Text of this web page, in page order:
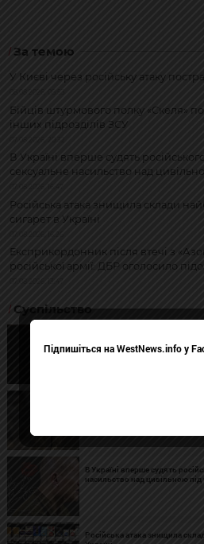
За темою
У Києві через російську атаку
Бійців штурмового полку «Скеля»
інших підрозділів ЗСУ
В Україні вперше судять
сексуальне насильство над
Російська атака знищила склади
сигарет в Україні
Експрикордонник після втечі з
російської армії: ДБР оголосило
Суспільство
В Україні вперше судять
насильство над цивільною під
Російська атака знищила
Підпишіться на WestNews.info у